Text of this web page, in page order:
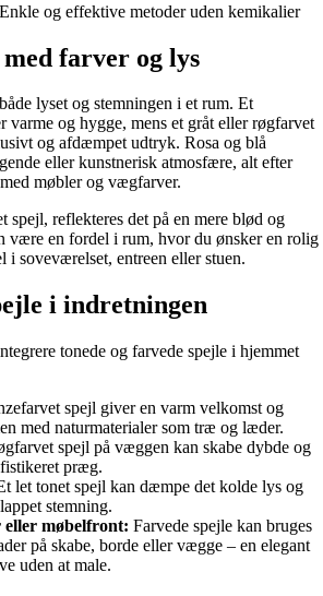
og effektive metoder uden kemikalier
farver og lys
lyset og stemningen i et rum. Et
varme og hygge, mens et gråt eller røgfarvet
og afdæmpet udtryk. Rosa og blå
eller kunstnerisk atmosfære, alt efter
møbler og vægfarver.
spejl, reflekteres det på en mere blød og
være en fordel i rum, hvor du ønsker en rolig
i soveværelset, entreen eller stuen.
i indretningen
tonede og farvede spejle i hjemmet
spejl giver en varm velkomst og
med naturmaterialer som træ og læder.
spejl på væggen kan skabe dybde og
præg.
let tonet spejl kan dæmpe det kolde lys og
stemning.
eller møbelfront: Farvede spejle kan bruges
på skabe, borde eller vægge – en elegant
uden at male.